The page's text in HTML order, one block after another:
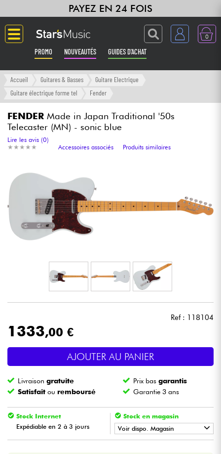
PAYEZ EN 24 FOIS
0
PROMO NOUVEAUTÉS GUIDES D'ACHAT
Langue
Amplis & Effets
Synthés & Sampleurs
Home Studio
Casques
Eclairage
Batteries & Percu
Vents
Violons & Quatuor
Eveil Musical
Accueil Guitares & Basses
Guitare Electrique
Guitare électrique forme tel
Fender
FENDER Made in Japan Traditional '50s
Telecaster (MN) - sonic blue
★ ★ ★ ★ ★
★ ★ ★ ★ ★
Lire les avis (0)
Accessoires associés
Produits similaires
Ref : 118104
1333,00 €
AJOUTER AU PANIER
Livraisongratuite Prix basgarantis
Satisfait ou remboursé Garantie 3 ans
Stock Internet
Expédiable en 2 à 3 jours
Stock en magasin
Voir dispo. Magasin